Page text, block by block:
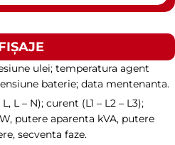
ulei; temperatura agent
baterie; data mentenanta.
L – N); curent (L1 – L2 – L3);
putere aparenta kVA, putere
secventa faze.